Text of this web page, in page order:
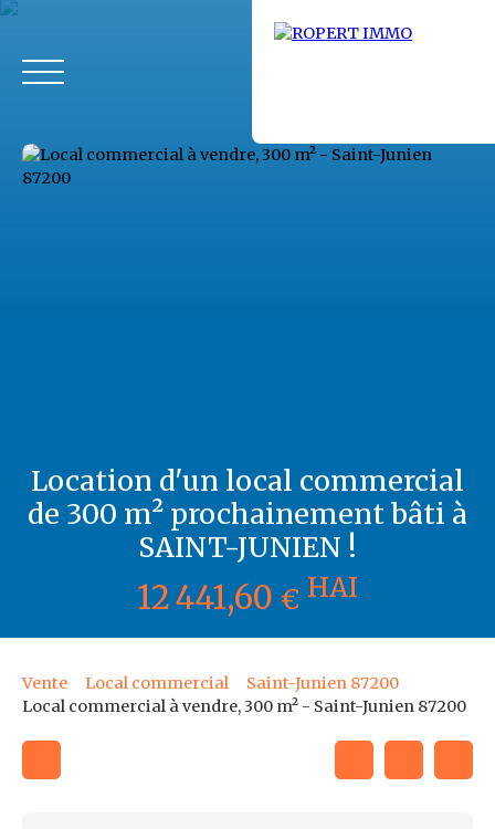
Location d'un local commercial
de 300 m² prochainement bâti à
SAINT-JUNIEN !
12 441,60 € HAI
Vente Local commercial
Saint-Junien 87200
Local commercial à vendre, 300 m² - Saint-Junien 87200